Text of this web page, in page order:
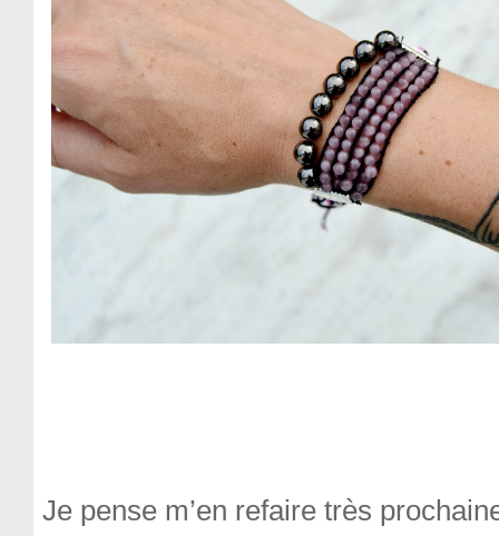
Je pense m’en refaire très